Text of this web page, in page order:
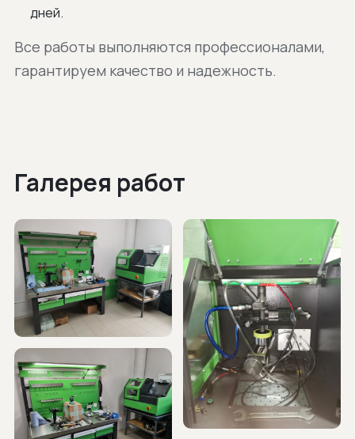
дней.
Все работы выполняются профессионалами,
гарантируем качество и надежность.
Галерея работ